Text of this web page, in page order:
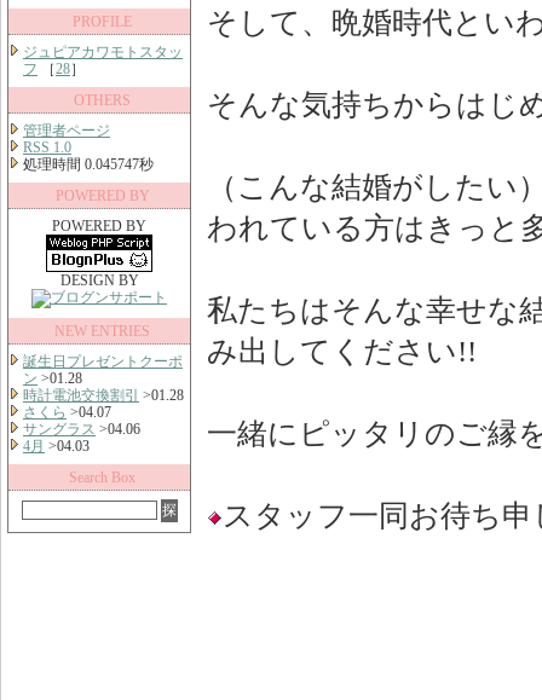
PROFILE
ジュピアカワモトスタッ
フ ［28］
OTHERS
管理者ページ
RSS 1.0
処理時間 0.045747秒
POWERED BY
POWERED BY
DESIGN BY
NEW ENTRIES
誕生日プレゼントクーポ
ン >01.28
時計電池交換割引
>01.28
さくら >04.07
サングラス >04.06
4月 >04.03
Search Box
そして、晩婚時代とい
そんな気持ちからはじ
（こんな結婚がした
われている方はきっと
私たちはそんな幸せな
み出してください!!
一緒にピッタリのご縁
スタッフ一同お待ち